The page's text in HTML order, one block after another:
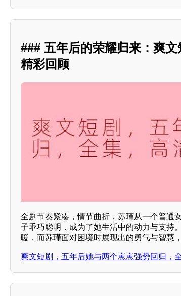
### 五年后的荣耀归来：爽
精彩回顾
全剧节奏紧凑，情节曲折，苏瑾从一个普通
子乖巧聪明，成为了她生活中的动力与支持
暖，而苏瑾面对困境时展现出的勇气与智慧
爽文短剧，五年后她与两个崽崽强势回归，